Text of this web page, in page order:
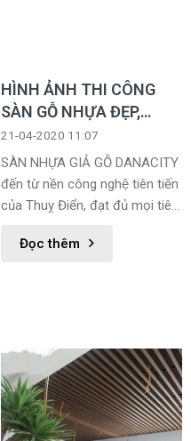
HÌNH ẢNH THI CÔNG
SÀN GỖ NHỰA ĐẸP,
SANG TRỌNG
21-04-2020 11:07
SÀN NHỰA GIẢ GỖ DANACITY
đến từ nền công nghệ tiên tiến
của Thuỵ Điển, đạt đủ mọi tiêu
Đọc thêm